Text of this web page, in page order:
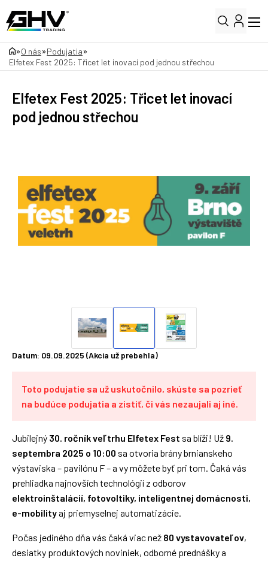
»O nás»Podujatia»
Elfetex Fest 2025: Třicet let inovací pod jednou střechou
Elfetex Fest 2025: Třicet let inovací
pod jednou střechou
Datum: 09.09.2025 (Akcia už prebehla)
Toto podujatie sa už uskutočnilo, skúste sa pozrieť
na budúce podujatia a zistiť, či vás nezaujali aj iné.
Jubilejný 30. ročník veľtrhu Elfetex Fest sa blíži! Už 9.
septembra 2025 o 10:00 sa otvoria brány brnianskeho
výstaviska – pavilónu F – a vy môžete byť pri tom. Čaká vás
prehliadka najnovších technológií z odborov
elektroinštalácií, fotovoltiky, inteligentnej domácnosti,
e-mobilityaj priemyselnej automatizácie.
Počas jediného dňa vás čaká viac než 80 vystavovateľov,
desiatky produktových noviniek, odborné prednášky a